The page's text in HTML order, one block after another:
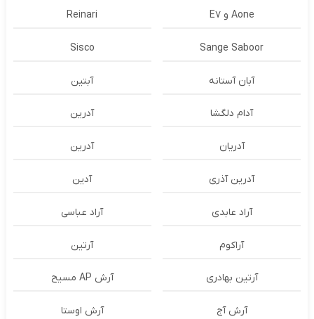
Aone و E7 Reinari
Sange Saboor
Sisco
آبان آستانه آبتین
آدام دلگشا آدرين
آدریان آدرین
آدرین آذری آدین
آراد عابدی آراد عباسی
آراکوم آرتین
آرتین بهادری آرش AP مسیح
آرش آج آرش اوستا